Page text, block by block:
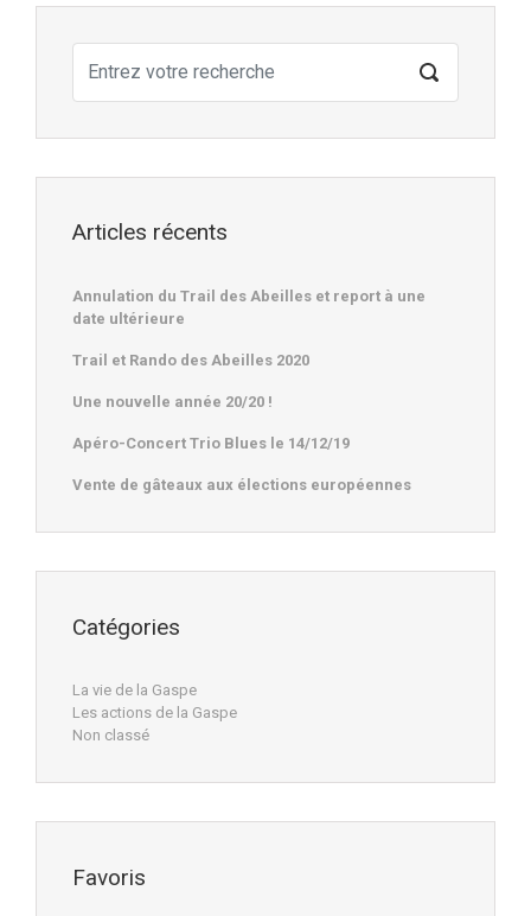
Articles récents
Annulation du Trail des Abeilles et report à une
date ultérieure
Trail et Rando des Abeilles 2020
Une nouvelle année 20/20 !
Apéro-Concert Trio Blues le 14/12/19
Vente de gâteaux aux élections européennes
Catégories
La vie de la Gaspe
Les actions de la Gaspe
Non classé
Favoris